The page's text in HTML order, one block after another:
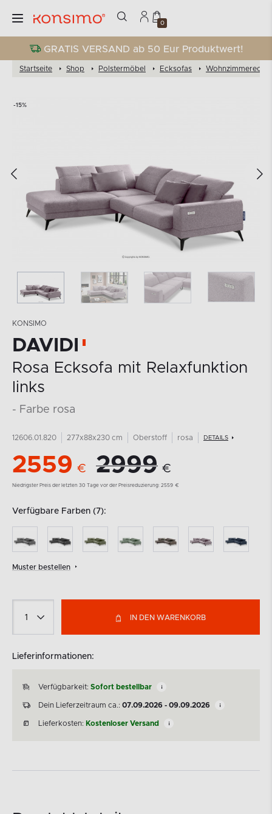
0
GRATIS VERSAND ab 50 Eur Produktwert!
Startseite Shop Polstermöbel Ecksofas
-15%
KONSIMO
DAVIDI
Rosa Ecksofa mit Relaxfunktion
links
- Farbe rosa
12606.01.820 277x88x230 cm Oberstoff rosa DETAILS
2559 € 2999 €
Niedrigster Preis der letzten 30 Tage vor der Preisreduzierung: 2559 €
Verfügbare Farben (7):
Muster bestellen
IN DEN WARENKORB
Lieferinformationen:
Verfügbarkeit: Sofort bestellbar
Dein Lieferzeitraum ca.: 07.09.2026 - 09.09.2026
Lieferkosten: Kostenloser Versand